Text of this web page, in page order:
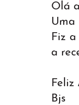
Olá
Uma
Fiz
a
Feliz
Bjs